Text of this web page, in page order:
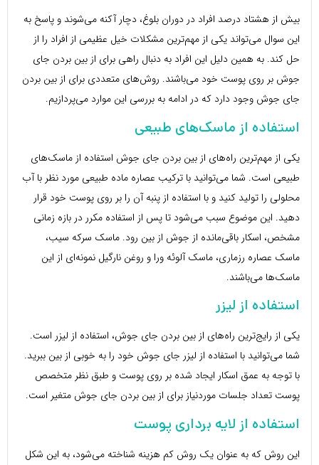
بیش از هشتاد درصد افراد در دوران بلوغ، دچار آکنه می‌شوند و پاسخ به
این سوال می‌تواند یکی از مهم‌ترین مشکلات خیل عظیمی از افراد را از
حل کند. به همین دلیل این افراد به دنبال راهی برای از بین بردن جای
جوش بر روی پوست خود می‌باشند. روش‌های متعددی برای از بین بردن
جای جوش وجود دارد که در ادامه به بررسی این موارد می‌پردازیم.
استفاده از ماسک‌های طبیعی
یکی از مهم‌ترین راه‌های از بین بردن جای جوش استفاده از ماسک‌های
طبیعی است. شما می‌توانید با ترکیب عصاره ماده طبیعی مورد نظر با آب
محلولی را تولید کنید و با استفاده از پنبه آن را بر روی پوست خود قرار
دهید. این موضوع سبب می‌شود تا پس از استفاده مکرر در بازه زمانی
مشخص، اسکار باقی‌مانده از جوش از بین رود. ماسک سرکه سیب،
ماسک عصاره رزماری، ماسک آلوئه ورا و روغن نارگیل نمونه‌ای از این
ماسک‌ها می‌باشند.
استفاده از لیزر
یکی از رایج‌ترین راه‌های از بین بردن جای جوش، استفاده از لیزر است.
شما می‌توانید با استفاده از لیزر جای جوش خود را به خوبی از بین ببرید.
با توجه به عمق اسکار ایجاد شده بر روی پوست و طبق نظر متخصص
پوست تعداد جلسات موردنیاز برای از بین بردن جای جوش متغیر است.
استفاده از لایه برداری پوست
این روش که به عنوان یک روش کم هزینه شناخته می‌شود، به این شکل